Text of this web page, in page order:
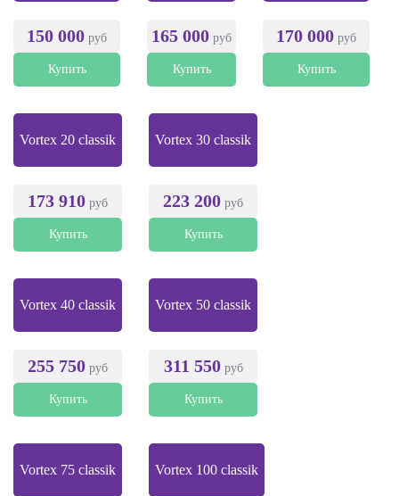
150 000 руб
Купить
165 000 руб
Купить
170 000 руб
Купить
Vortex 20 classik
173 910 руб
Купить
Vortex 30 classik
223 200 руб
Купить
Vortex 40 classik
255 750 руб
Купить
Vortex 50 classik
311 550руб
Купить
Vortex 75 classik Vortex 100 classik